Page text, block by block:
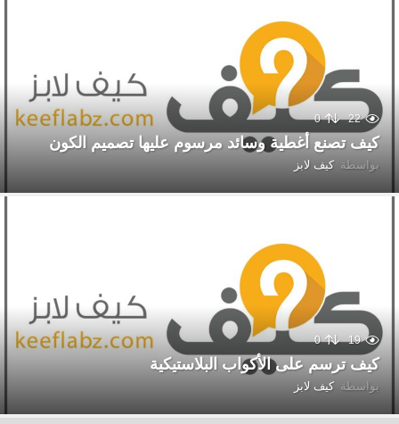
22
0
كيف تصنع أغطية وسائد مرسوم عليها تصميم الكون
بواسطة كيف لابز
19
0
كيف ترسم على الأكواب البلاستيكية
بواسطة كيف لابز